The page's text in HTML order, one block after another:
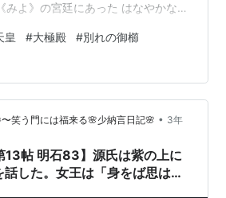
みよ》の宮廷にあった はなやかな儀
だいごくでん》の別れの御櫛《みぐ
みこころ》に沁《し》んで思召され
ら、 特に構図なども 公茂画伯《き
くお指図《さしず》をあそばして
ぱな絵もあった。 沈《じん》の木
れ…
皇 #大極殿 #別れの御櫛
笑う門には福来る🌸少納言日記🌸 • 3年
13帖 明石83】源氏は紫の上に
話した。女王は「身をば思は